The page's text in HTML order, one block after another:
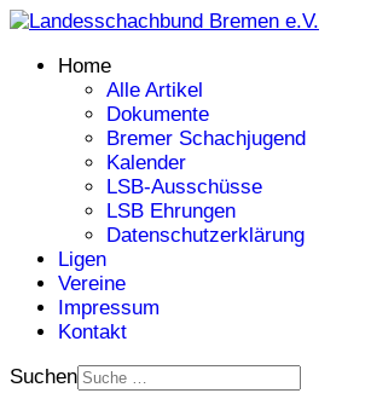
Home
Alle Artikel
Dokumente
Bremer Schachjugend
Kalender
LSB-Ausschüsse
LSB Ehrungen
Datenschutzerklärung
Ligen
Vereine
Impressum
Kontakt
Suchen